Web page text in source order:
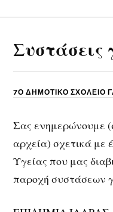
Συστάσεις
7Ο ΔΗΜΟΤΙΚΟ ΣΧΟΛΕΙΟ
Σας ενημερώνουμε
αρχεία) σχετικά
Υγείας που μας
παροχή συστάσεων